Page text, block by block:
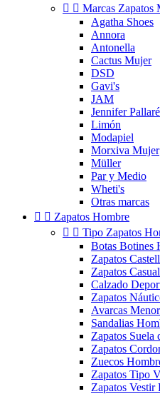
  Marcas Zapatos
Agatha Shoes
Annora
Antonella
Cactus Mujer
DSD
Gavi's
JAM
Jennifer
Limón
Modapiel
Morxiva Mujer
Müller
Par y Medio
Wheti's
Otras marcas
  Zapatos Hombre
  Tipo Zapatos
Botas Botines
Zapatos
Zapatos
Calzado
Zapatos
Avarcas
Sandalias
Zapatos Suela
Zapatos
Zuecos
Zapatos Tipo
Zapatos Vestir